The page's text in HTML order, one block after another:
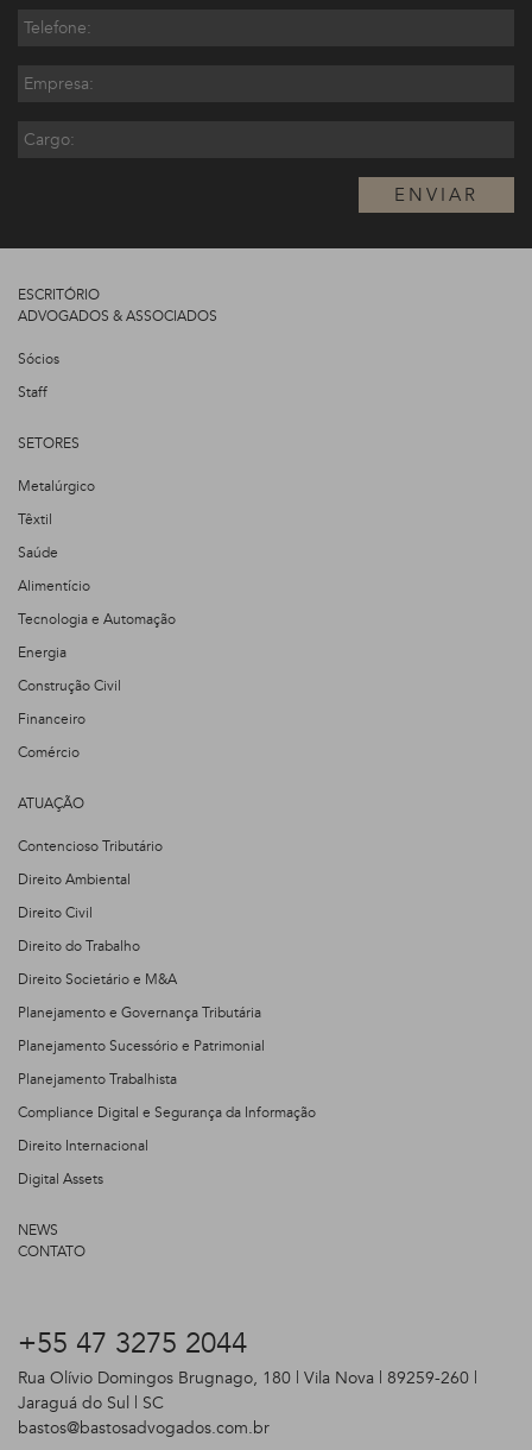
ENVIAR
ESCRITÓRIO
ADVOGADOS & ASSOCIADOS
Sócios
Staff
SETORES
Metalúrgico
Têxtil
Saúde
Alimentício
Tecnologia e Automação
Energia
Construção Civil
Financeiro
Comércio
ATUAÇÃO
Contencioso Tributário
Direito Ambiental
Direito Civil
Direito do Trabalho
Direito Societário e M&A
Planejamento e Governança Tributária
Planejamento Sucessório e Patrimonial
Planejamento Trabalhista
Compliance Digital e Segurança da Informação
Direito Internacional
Digital Assets
NEWS
CONTATO
+55 47 3275 2044
Rua Olívio Domingos Brugnago, 180 | Vila Nova | 89259-260 |
Jaraguá do Sul | SC
bastos@bastosadvogados.com.br